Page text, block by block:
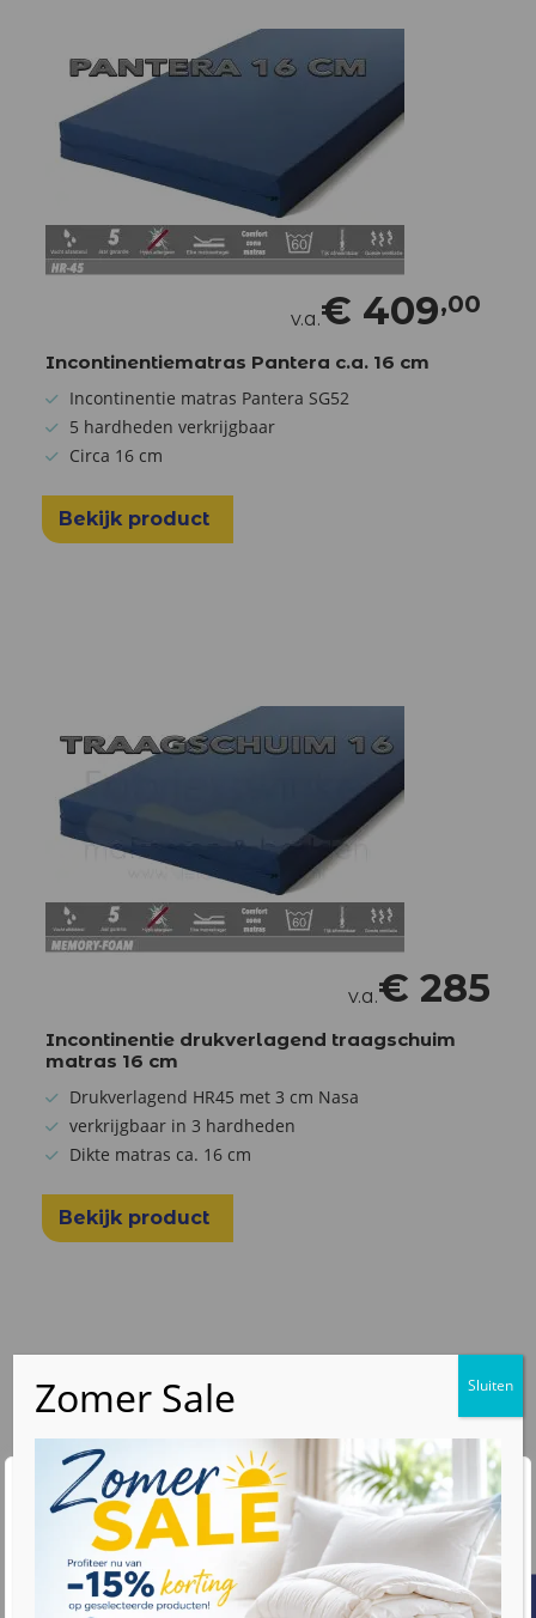
Wij waarderen uw privacy
We gebruiken cookies om uw browse-ervaring te
verbeteren, gepersonaliseerde advertenties of inhoud
weer te geven en ons verkeer te analyseren. Door op
v.a.€ 409,00
Incontinentiematras Pantera c.a. 16 cm
Incontinentie matras Pantera SG52
5 hardheden verkrijgbaar
Circa 16 cm
Bekijk product
v.a.€ 285
Incontinentie drukverlagend traagschuim
matras 16 cm
Drukverlagend HR45 met 3 cm Nasa
verkrijgbaar in 3 hardheden
Dikte matras ca. 16 cm
Bekijk product